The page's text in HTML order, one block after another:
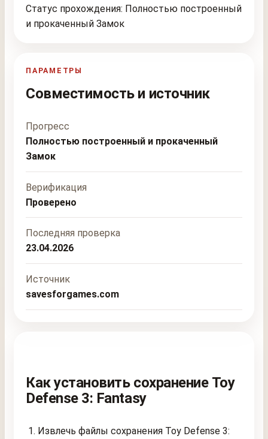
Статус прохождения: Полностью построенный
и прокаченный Замок
ПАРАМЕТРЫ
Совместимость и источник
Прогресс
Полностью построенный и прокаченный
Замок
Верификация
Проверено
Последняя проверка
23.04.2026
Источник
savesforgames.com
Как установить сохранение Toy
Defense 3: Fantasy
Извлечь файлы сохранения Toy Defense 3: